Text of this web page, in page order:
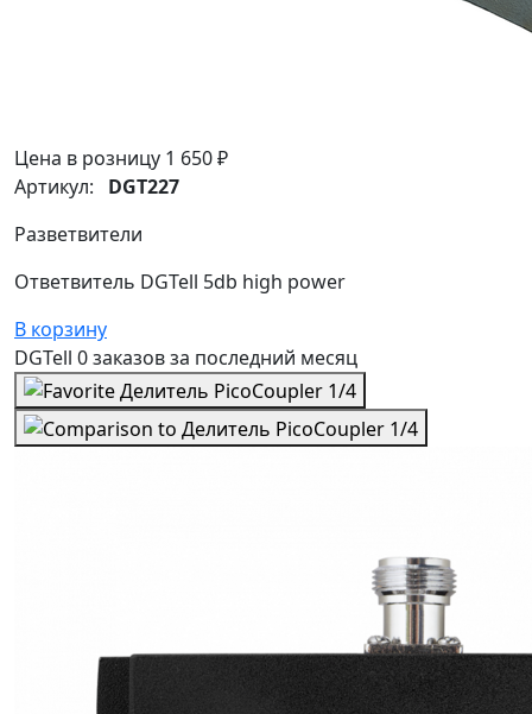
Цена в розницу 1 650 ₽
Артикул: DGT227
Разветвители
Ответвитель DGTell 5db high power
В корзину
DGTell 0 заказовза последний месяц